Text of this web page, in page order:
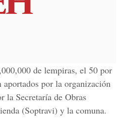
de lempiras, el 50 por
por la organización
la Secretaría de Obras
(Soptravi) y la comuna.